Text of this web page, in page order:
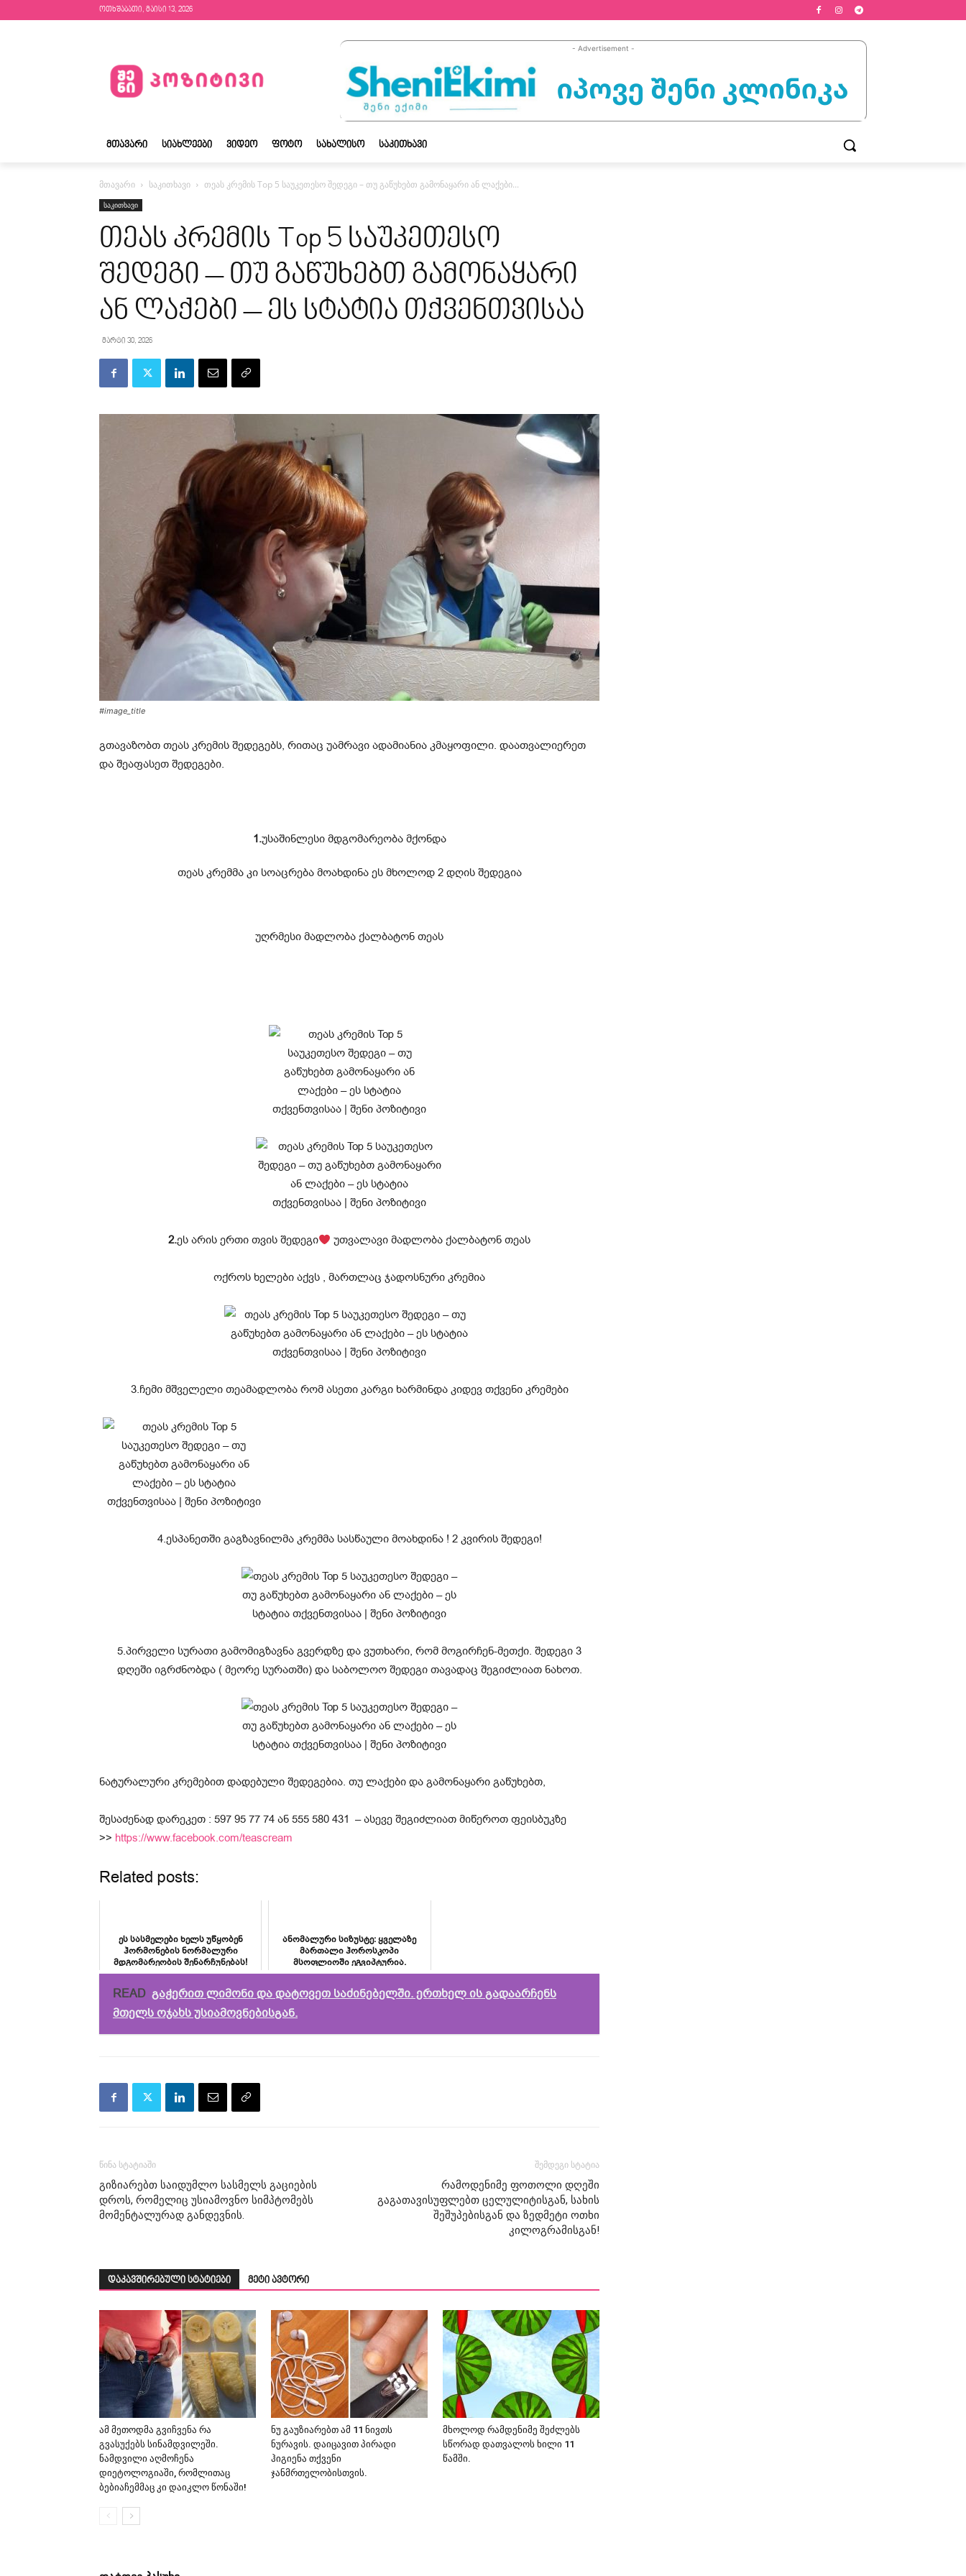
ოთხშაბათი, მაისი 13, 2026
- Advertisement -
ᲛᲗᲐᲕᲐᲠᲘ ᲡᲘᲐᲮᲚᲔᲔᲑᲘ ᲕᲘᲓᲔᲝ ᲤᲝᲢᲝ ᲡᲐᲮᲐᲚᲘᲡᲝ ᲡᲐᲙᲘᲗᲮᲐᲕᲘ
მთავარი საკითხავი თეას კრემის Top 5 საუკეთესო შედეგი – თუ გაწუხებთ გამონაყარი ან ლაქები...
საკითხავი
თეას კრემის Top 5 საუკეთესო
შედეგი – თუ გაწუხებთ გამონაყარი
ან ლაქები – ეს სტატია თქვენთვისაა
მარტი 30, 2026
#image_title
გთავაზობთ თეას კრემის შედეგებს, რითაც უამრავი ადამიანია კმაყოფილი. დაათვალიერეთ
და შეაფასეთ შედეგები.
1.უსაშინლესი მდგომარეობა მქონდა
თეას კრემმა კი სოაცრება მოახდინა ეს მხოლოდ 2 დღის შედეგია
უღრმესი მადლობა ქალბატონ თეას
2.ეს არის ერთი თვის შედეგი უთვალავი მადლობა ქალბატონ თეას
ოქროს ხელები აქვს , მართლაც ჯადოსნური კრემია
3.ჩემი მშველელი თეამადლობა რომ ასეთი კარგი ხარმინდა კიდევ თქვენი კრემები
4.ესპანეთში გაგზავნილმა კრემმა სასწაული მოახდინა ! 2 კვირის შედეგი!
5.პირველი სურათი გამომიგზავნა გვერდზე და ვუთხარი, რომ მოგირჩენ-მეთქი. შედეგი 3
დღეში იგრძნობდა ( მეორე სურათში) და საბოლოო შედეგი თავადაც შეგიძლიათ ნახოთ.
ნატურალური კრემებით დადებული შედეგებია. თუ ლაქები და გამონაყარი გაწუხებთ,
შესაძენად დარეკეთ : 597 95 77 74 ან 555 580 431 – ასევე შეგიძლიათ მიწეროთ ფეისბუკზე
>> https://www.facebook.com/teascream
Related posts:
ეს სასმელები ხელს უწყობენ
ჰორმონების ნორმალური
მდგომარეობის შენარჩუნებას!
ანომალური სიზუსტე: ყველაზე
მართალი ჰოროსკოპი
მსოფლიოში ეგვიპტურია.
READ გაჭერით ლიმონი და დატოვეთ საძინებელში. ერთხელ ის გადაარჩენს
მთელს ოჯახს უსიამოვნებისგან.
წინა სტატიაში
გიზიარებთ საიდუმლო სასმელს გაციების
დროს, რომელიც უსიამოვნო სიმპტომებს
მომენტალურად განდევნის.
შემდეგი სტატია
რამოდენიმე ფოთოლი დღეში
გაგათავისუფლებთ ცელულიტისგან, სახის
შეშუპებისგან და ზედმეტი ოთხი
კილოგრამისგან!
დაკავშირებული სტატიები მეტი ავტორი
ამ მეთოდმა გვიჩვენა რა
გვასუქებს სინამდვილეში.
ნამდვილი აღმოჩენა
დიეტოლოგიაში, რომლითაც
ბებიაჩემმაც კი დაიკლო წონაში!
ნუ გაუზიარებთ ამ 11 ნივთს
ნურავის. დაიცავით პირადი
ჰიგიენა თქვენი
ჯანმრთელობისთვის.
მხოლოდ რამდენიმე შეძლებს
სწორად დათვალოს ხილი 11
წამში.